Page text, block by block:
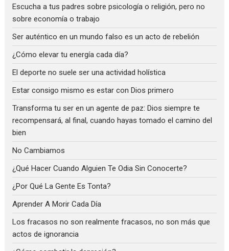
Escucha a tus padres sobre psicología o religión, pero no
sobre economía o trabajo
Ser auténtico en un mundo falso es un acto de rebelión
¿Cómo elevar tu energía cada día?
El deporte no suele ser una actividad holística
Estar consigo mismo es estar con Dios primero
Transforma tu ser en un agente de paz: Dios siempre te
recompensará, al final, cuando hayas tomado el camino del
bien
No Cambiamos
¿Qué Hacer Cuando Alguien Te Odia Sin Conocerte?
¿Por Qué La Gente Es Tonta?
Aprender A Morir Cada Día
Los fracasos no son realmente fracasos, no son más que
actos de ignorancia